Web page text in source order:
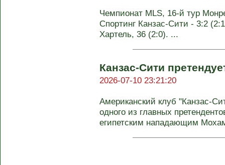
Чемпионат MLS, 16-й тур
Спортинг Канзас-Сити - 3:2
Хартель, 36 (2:0). ...
Канзас-Сити
2026-07-10 23:21:20
Американский клуб "Канзас-
одного из главных
египетским нападающим